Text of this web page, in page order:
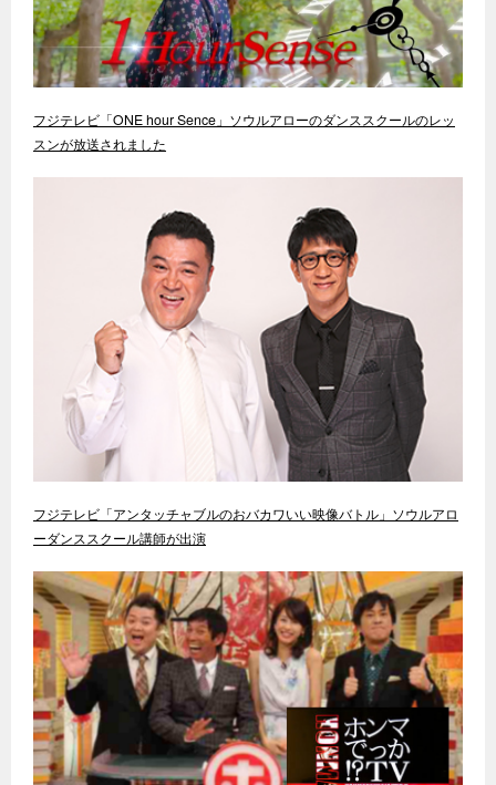
フジテレビ「ONE hour Sence」ソウルアローのダンススクールのレッ
スンが放送されました
フジテレビ「アンタッチャブルのおバカワいい映像バトル」ソウルアロ
ーダンススクール講師が出演